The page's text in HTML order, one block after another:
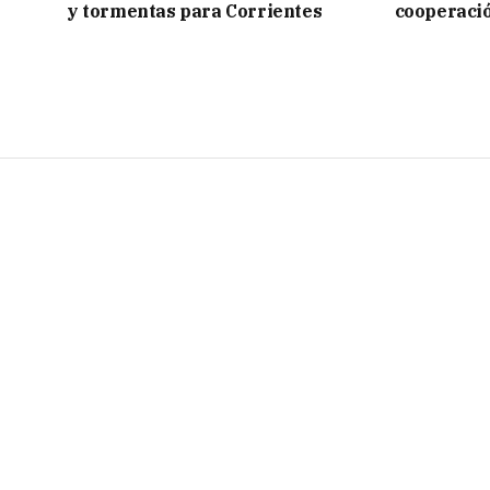
y tormentas para Corrientes